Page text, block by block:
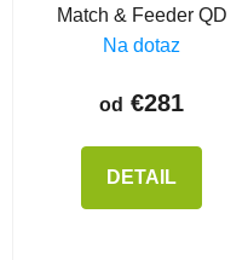
Match & Feeder QD
Na dotaz
od €281
DETAIL